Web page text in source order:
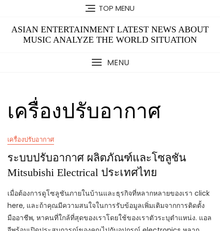
content
TOP MENU
ASIAN ENTERTAINMENT LATEST NEWS ABOUT
MUSIC ANALYZE THE WORLD SITUATION
MENU
เครื่องปรับอากาศ
เครื่องปรับอากาศ
ระบบปรับอากาศ ผลิตภัณฑ์และโซลูชัน
Mitsubishi Electrical ประเทศไทย
เมื่อต้องการดูโซลูชันภายในบ้านและธุรกิจที่หลากหลายของเรา click
here, และถ้าคุณมีความสนใจในการรับข้อมูลเพิ่มเติมจากการติดตั้ง
มืออาชีพ, หาคนที่ใกล้ที่สุดของเราโดยใช้ของเราตัวระบุตําแหน่ง. แอล